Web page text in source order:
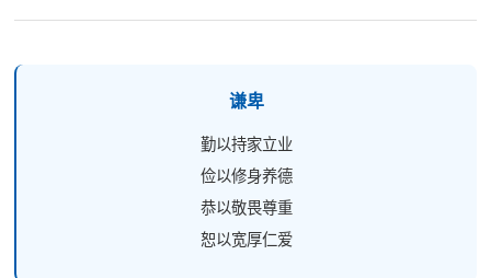
谦卑
勤以持家立业
俭以修身养德
恭以敬畏尊重
恕以宽厚仁爱